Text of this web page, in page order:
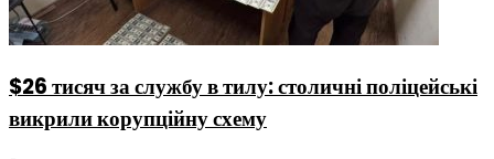
$26 тисяч за службу в тилу: столичні поліцейські
викрили корупційну схему